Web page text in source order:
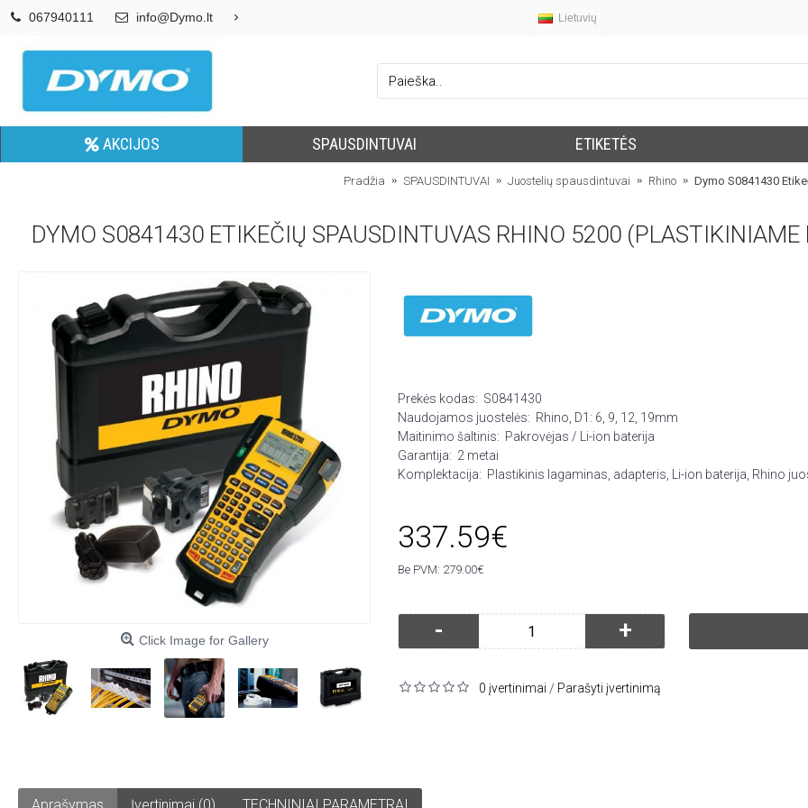
067940111 info@Dymo.lt Lietuvių
AKCIJOS SPAUSDINTUVAI ETIKETĖS
Pradžia SPAUSDINTUVAI Juostelių spausdintuvai Rhino Dymo S0841430
Click Image for Gallery
Prekės kodas: S0841430
Naudojamos juostelės: Rhino, D1: 6, 9, 12, 19mm
Maitinimo šaltinis: Pakrovėjas / Li-ion baterija
Garantija: 2 metai
Komplektacija: Plastikinis lagaminas, adapteris, Li-ion baterija, Rhino
337.59€
Be PVM: 279.00€
- +
0 įvertinimai / Parašyti įvertinimą